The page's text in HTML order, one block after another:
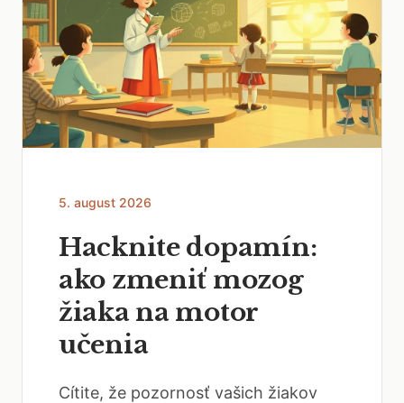
5. august 2026
Hacknite dopamín:
ako zmeniť mozog
žiaka na motor
učenia
Cítite, že pozornosť vašich žiakov